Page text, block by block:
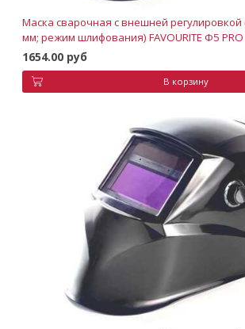
Маска сварочная с внешней регулировкой
мм; режим шлифования) FAVOURITE Ф5 PRO
1654.00 руб
В корзину